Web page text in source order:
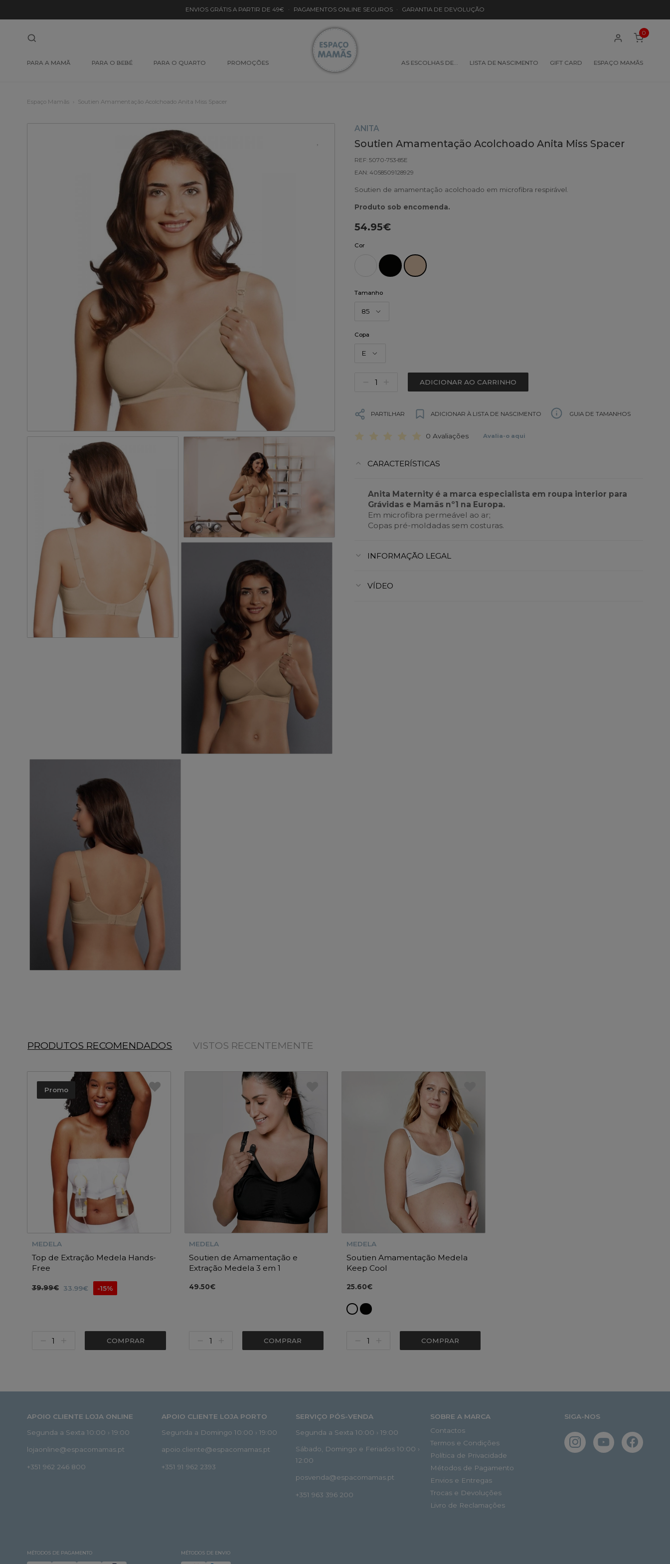
ENVIOS GRÁTIS A PARTIR DE 49€ · PAGAMENTOS ONLINE SEGUROS · GARANTIA DE DEVOLUÇÃO
PARA A MAMÃ PARA O BEBÉ PARA O QUARTO PROMOÇÕES AS ESCOLHAS DE… LISTA DE NASCIMENTO GIFT CARD ESPAÇO MAMÃS
0
Espaço Mamãs Soutien Amamentação Acolchoado Anita Miss Spacer
ANITA
Soutien Amamentação Acolchoado Anita Miss Spacer
REF: 5070-753-85E
EAN: 4058509128929
Soutien de amamentação acolchoado em microfibra respirável.
Produto sob encomenda.
54.95€
Cor
Tamanho
85
Copa
E
ADICIONAR AO CARRINHO
PARTILHAR ADICIONAR À LISTA DE NASCIMENTO GUIA DE TAMANHOS
0 Avaliações Avalia-o aqui
CARACTERÍSTICAS
Anita Maternity é a marca especialista em roupa interior para
Grávidas e Mamãs nº1 na Europa.
Em microfibra permeável ao ar;
Copas pré-moldadas sem costuras.
INFORMAÇÃO LEGAL
VÍDEO
PRODUTOS RECOMENDADOS VISTOS RECENTEMENTE
Promo
MEDELA
Top de Extração Medela Hands-
Free
39.99€ 33.99€ -15%
COMPRAR
MEDELA
Soutien de Amamentação e
Extração Medela 3 em 1
49.50€
COMPRAR
MEDELA
Soutien Amamentação Medela
Keep Cool
25.60€
COMPRAR
APOIO CLIENTE LOJA ONLINE
Segunda a Sexta 10:00 › 19:00
lojaonline@espacomamas.pt
+351 962 246 800
APOIO CLIENTE LOJA PORTO
Segunda a Domingo 10:00 › 19:00
apoio.cliente@espacomamas.pt
+351 91 962 2393
SERVIÇO PÓS-VENDA
Segunda a Sexta 10:00 › 19:00
Sábado, Domingo e Feriados 10:00 ›
12:00
posvenda@espacomamas.pt
+351 963 396 200
SOBRE A MARCA
Contactos
Termos e Condições
Política de Privacidade
Métodos de Pagamento
Envios e Entregas
Trocas e Devoluções
Livro de Reclamações
SIGA-NOS
MÉTODOS DE PAGAMENTO MÉTODOS DE ENVIO